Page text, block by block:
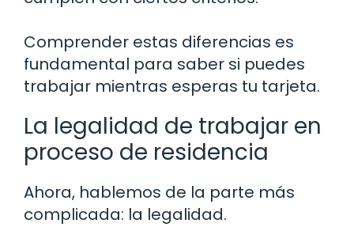
Comprender estas diferencias es
fundamental para saber si puedes
trabajar mientras esperas tu tarjeta.
La legalidad de trabajar en
proceso de residencia
Ahora, hablemos de la parte más
complicada: la legalidad.